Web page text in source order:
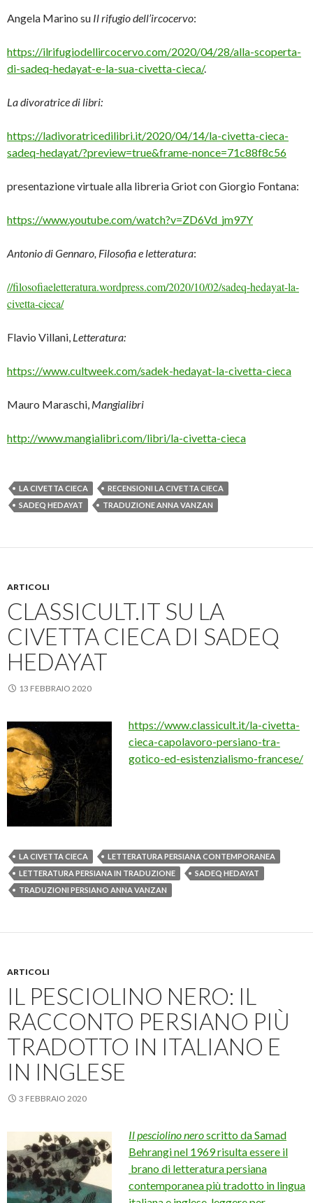
Angela Marino su Il rifugio dell’ircocervo:
https://ilrifugiodellircocervo.com/2020/04/28/alla-scoperta-
di-sadeq-hedayat-e-la-sua-civetta-cieca/.
La divoratrice di libri:
https://ladivoratricedilibri.it/2020/04/14/la-civetta-cieca-
sadeq-hedayat/?preview=true&frame-nonce=71c88f8c56
presentazione virtuale alla libreria Griot con Giorgio Fontana:
https://www.youtube.com/watch?v=ZD6Vd_jm97Y
Antonio di Gennaro, Filosofia e letteratura:
//filosofiaeletteratura.wordpress.com/2020/10/02/sadeq-hedayat-la-
civetta-cieca/
Flavio Villani, Letteratura:
https://www.cultweek.com/sadek-hedayat-la-civetta-cieca
Mauro Maraschi, Mangialibri
http://www.mangialibri.com/libri/la-civetta-cieca
LA CIVETTA CIECA
RECENSIONI LA CIVETTA CIECA
SADEQ HEDAYAT
TRADUZIONE ANNA VANZAN
ARTICOLI
CLASSICULT.IT SU LA
CIVETTA CIECA DI SADEQ
HEDAYAT
13 FEBBRAIO 2020
https://www.classicult.it/la-civetta-
cieca-capolavoro-persiano-tra-
gotico-ed-esistenzialismo-francese/
LA CIVETTA CIECA
LETTERATURA PERSIANA CONTEMPORANEA
LETTERATURA PERSIANA IN TRADUZIONE
SADEQ HEDAYAT
TRADUZIONI PERSIANO ANNA VANZAN
ARTICOLI
IL PESCIOLINO NERO: IL
RACCONTO PERSIANO PIÙ
TRADOTTO IN ITALIANO E
IN INGLESE
3 FEBBRAIO 2020
Il pesciolino neroscritto da Samad
Behrangi nel 1969 risulta essere il
brano di letteratura persiana
contemporanea più tradotto in lingua